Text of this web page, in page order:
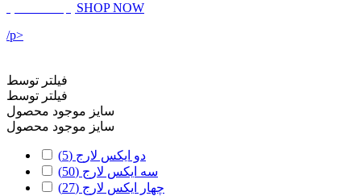
SHOP NOW
/p>
فیلتر توسط
فیلتر توسط
سایز موجود محصول
سایز موجود محصول
دو ایکس لارج (5)
سه ایکس لارج (50)
چهار ایکس لارج (27)